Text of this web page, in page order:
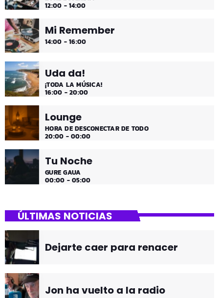
12:00 - 14:00
Mi Remember
14:00 - 16:00
Uda da!
¡TODA LA MÚSICA!
16:00 - 20:00
Lounge
HORA DE DESCONECTAR DE TODO
20:00 - 00:00
Tu Noche
GURE GAUA
00:00 - 05:00
ÚLTIMAS NOTICIAS
Dejarte caer para renacer
Jon ha vuelto a la radio